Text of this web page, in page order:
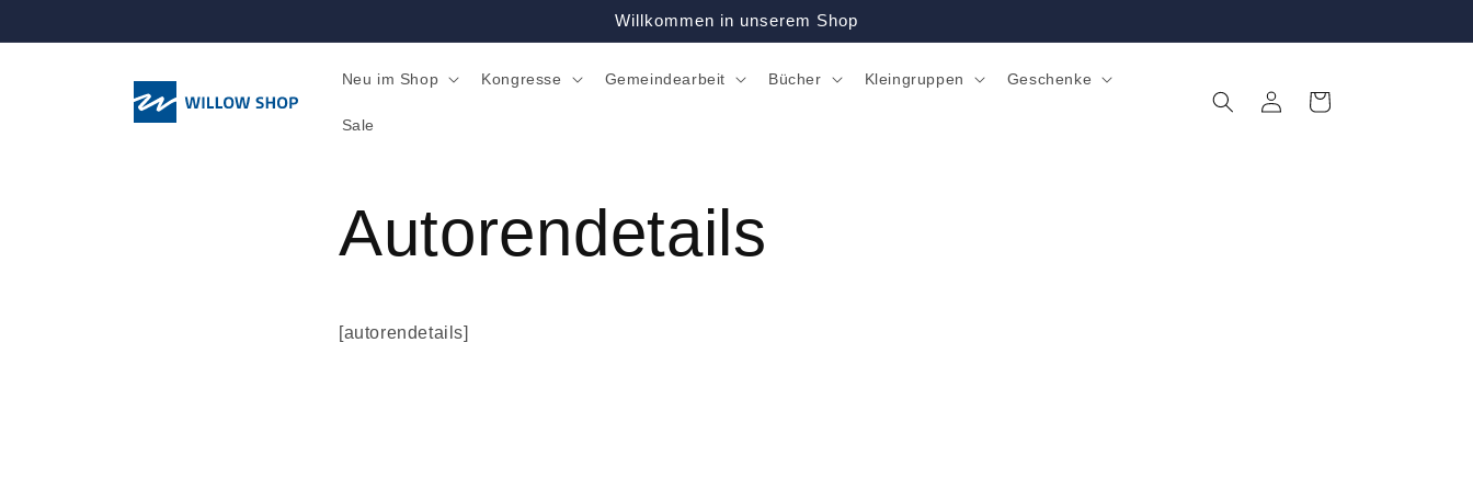
Inhalt
Willkommen in unserem Shop
Neu im Shop Kongresse Gemeindearbeit Bücher Kleingruppen Geschenke
Sale
EinloggenWarenkorb
Autorendetails
[autorendetails]